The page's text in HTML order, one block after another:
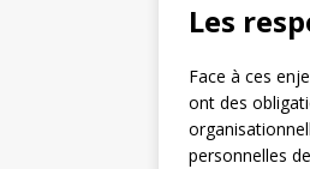
Les
Face à ces
ont des
personnelles